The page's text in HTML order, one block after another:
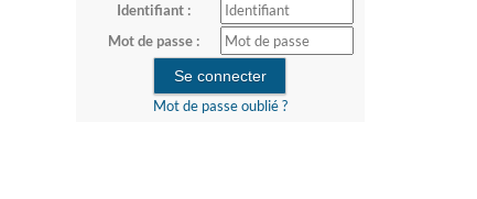
Identifiant :
Mot de passe :
Mot de passe oublié ?